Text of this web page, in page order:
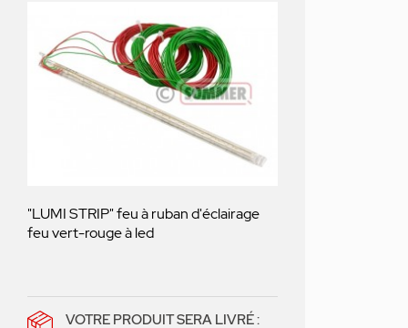
"LUMI STRIP" feu à ruban d'éclairage
feu vert-rouge à led
VOTRE PRODUIT SERA LIVRÉ :